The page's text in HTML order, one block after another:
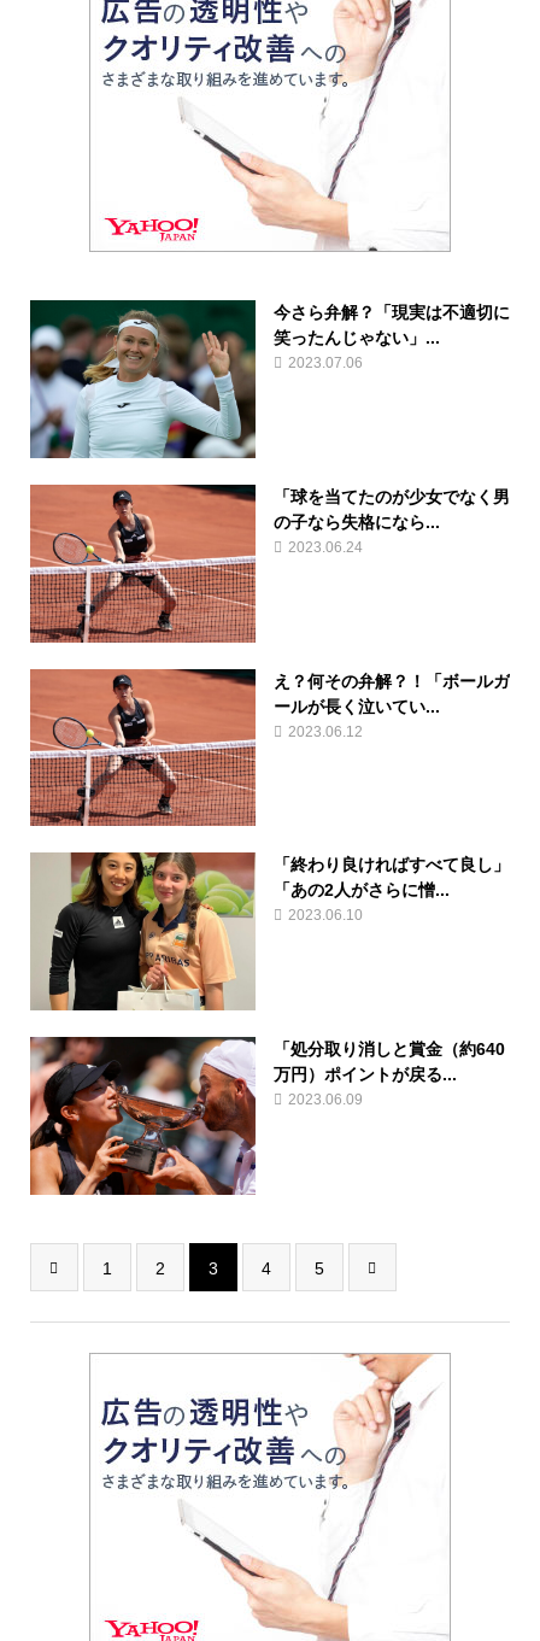
今さら弁解？「現実は不適切に
笑ったんじゃない」...
2023.07.06
「球を当てたのが少女でなく男
の子なら失格になら...
2023.06.24
え？何その弁解？！「ボールガ
ールが長く泣いてい...
2023.06.12
「終わり良ければすべて良し」
「あの2人がさらに憎...
2023.06.10
「処分取り消しと賞金（約640
万円）ポイントが戻る...
2023.06.09
 1 2 3 4 5 